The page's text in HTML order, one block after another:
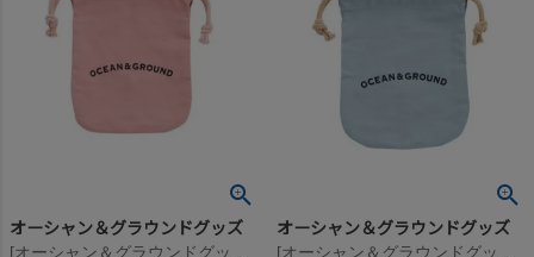
オーシャン＆グラウンドグッズ オーシャン＆グラウンドグッズ